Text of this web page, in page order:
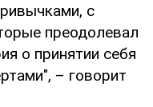
с
преодолевал
о принятии себя
– говорит